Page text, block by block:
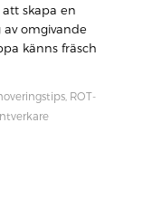
skapa en
omgivande
känns fräsch
, ROT-